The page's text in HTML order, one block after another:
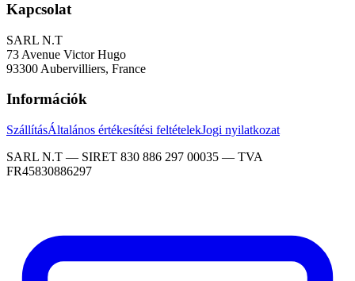
Kapcsolat
SARL N.T
73 Avenue Victor Hugo
93300 Aubervilliers, France
Információk
SzállításÁltalános értékesítési feltételekJogi nyilatkozat
SARL N.T — SIRET 830 886 297 00035 — TVA
FR45830886297